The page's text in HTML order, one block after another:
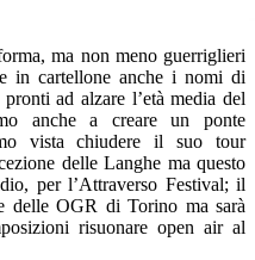
ma non meno guerriglieri
in cartellone anche i nomi di
ad alzare l’età media del
anche a creare un ponte
vista chiudere il suo tour
delle Langhe ma questo
per l’Attraverso Festival; il
delle OGR di Torino ma sarà
risuonare open air al